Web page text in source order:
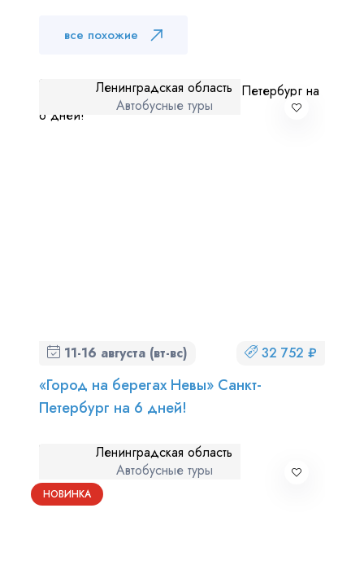
все похожие
Ленинградская область
Автобусные туры
11-16 августа (вт-вс) 32 752 ₽
«Город на берегах Невы» Санкт-
Петербург на 6 дней!
НОВИНКА
Ленинградская область
Автобусные туры